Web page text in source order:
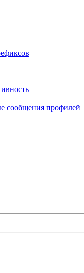
сообщения профилей